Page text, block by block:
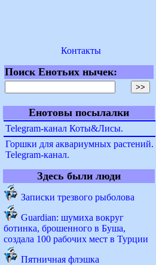
Контакты
Поиск Енотьих нычек:
Енотовы посылалки
Telegram-канал Коты&Лисы.
Горшки для аквариумных растений.
Telegram-канал.
Здесь были люди
Записки трезвого рыболова
Guardian: шумиха вокруг
ботинка, брошенного в Буша,
создала 100 рабочих мест в Турции
Пятничная флэшка